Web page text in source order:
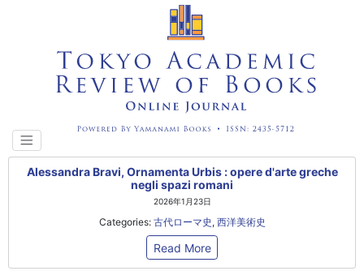
Alessandra Bravi, Ornamenta Urbis : opere d'arte greche
negli spazi romani
2026年1月23日
Categories: 古代ローマ史 , 西洋美術史
Read More